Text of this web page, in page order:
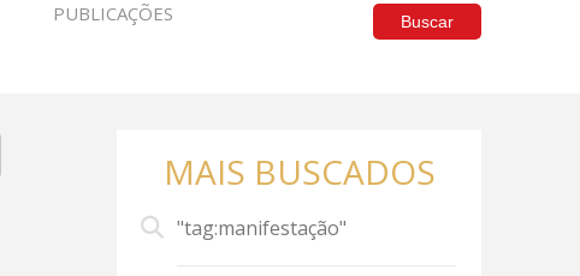
PUBLICAÇÕES Buscar
MAIS BUSCADOS
"tag:manifestação"